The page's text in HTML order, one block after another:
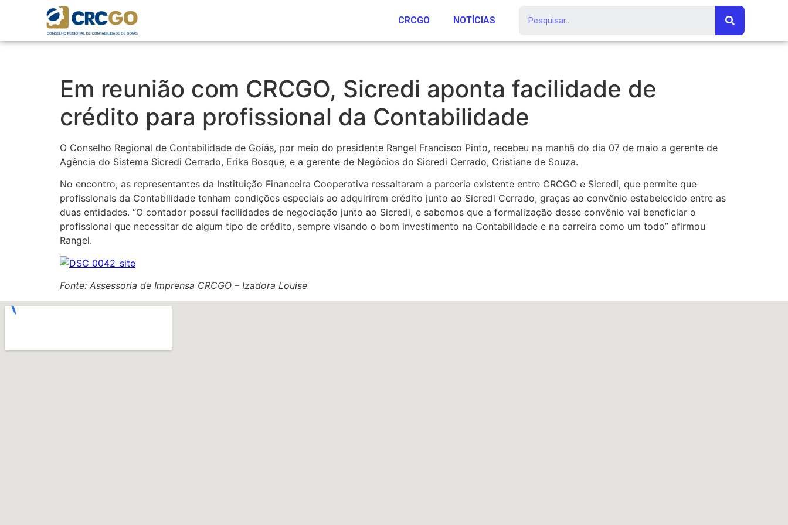
CRCGO NOTÍCIAS
Em reunião com CRCGO, Sicredi aponta facilidade de
crédito para profissional da Contabilidade
O Conselho Regional de Contabilidade de Goiás, por meio do presidente Rangel Francisco Pinto, recebeu na manhã do dia 07 de maio a gerente de
Agência do Sistema Sicredi Cerrado, Erika Bosque, e a gerente de Negócios do Sicredi Cerrado, Cristiane de Souza.
No encontro, as representantes da Instituição Financeira Cooperativa ressaltaram a parceria existente entre CRCGO e Sicredi, que permite que
profissionais da Contabilidade tenham condições especiais ao adquirirem crédito junto ao Sicredi Cerrado, graças ao convênio estabelecido entre as
duas entidades. “O contador possui facilidades de negociação junto ao Sicredi, e sabemos que a formalização desse convênio vai beneficiar o
profissional que necessitar de algum tipo de crédito, sempre visando o bom investimento na Contabilidade e na carreira como um todo” afirmou
Rangel.
Fonte: Assessoria de Imprensa CRCGO – Izadora Louise